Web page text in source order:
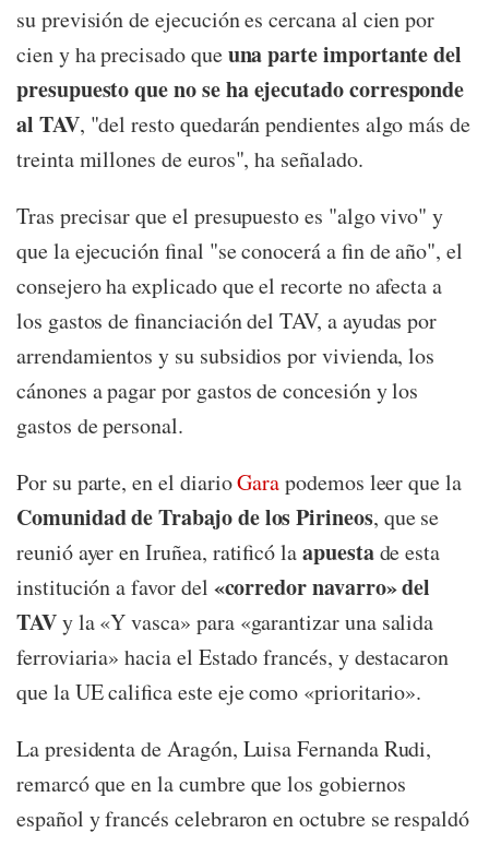
su previsión de ejecución es cercana al cien por
cien y ha precisado queuna parte importante del
presupuesto que no se ha ejecutado corresponde
al TAV, "del resto quedarán pendientes algo más de
treinta millones de euros", ha señalado.
Tras precisar que el presupuesto es "algo vivo" y
que la ejecución final "se conocerá a fin de año", el
consejero ha explicado que el recorte no afecta a
los gastos de financiación del TAV, a ayudas por
arrendamientos y su subsidios por vivienda, los
cánones a pagar por gastos de concesión y los
gastos de personal.
Por su parte, en el diarioGarapodemos leer que la
Comunidad de Trabajo de los Pirineos, que se
reunió ayer en Iruñea, ratificó laapuestade esta
institución a favor del «corredor navarro» del
TAVy la «Y vasca» para «garantizar una salida
ferroviaria» hacia el Estado francés, y destacaron
que la UE califica este eje como «prioritario».
La presidenta de Aragón, Luisa Fernanda Rudi,
remarcó que en la cumbre que los gobiernos
español y francés celebraron en octubre se respaldó